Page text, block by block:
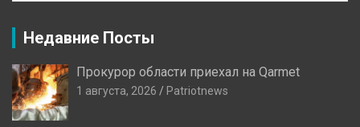
Недавние Посты
Прокурор области приехал на Qarmet
1 августа, 2026 Patriotnews